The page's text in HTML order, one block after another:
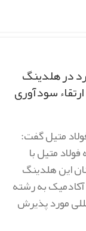
در هلدینگ
سودآوری
متیل گفت:
متیل با
این هلدینگ
آکادمیک به رشته
مورد پذیرش